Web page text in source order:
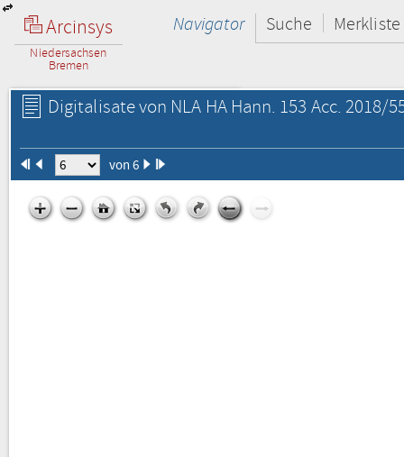
Arcinsys
Niedersachsen
Bremen
Navigator Suche Merkliste
Digitalisate von NLA HA Hann. 153 Acc. 2018/
von 6